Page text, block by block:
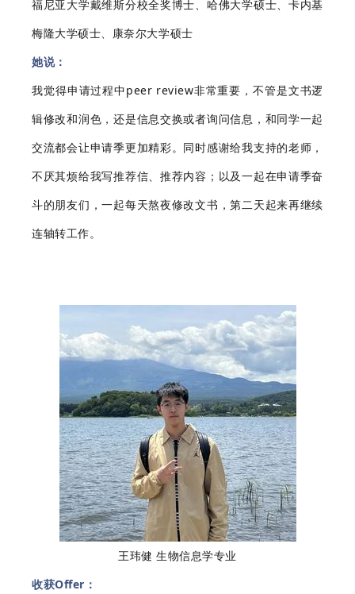
福尼亚大学戴维斯分校全奖博士、哈佛大学硕士、卡内基
梅隆大学硕士、康奈尔大学硕士
她说：
我觉得申请过程中peer review非常重要，不管是文书逻
辑修改和润色，还是信息交换或者询问信息，和同学一起
交流都会让申请季更加精彩。同时感谢给我支持的老师，
不厌其烦给我写推荐信、推荐内容；以及一起在申请季奋
斗的朋友们，一起每天熬夜修改文书，第二天起来再继续
连轴转工作。
王玮健 生物信息学专业
收获Offer：